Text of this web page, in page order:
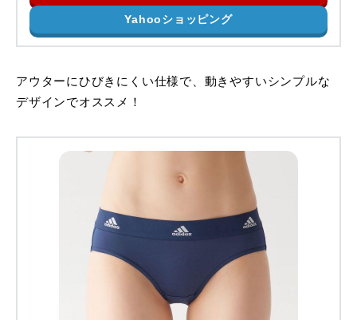
Yahooショッピング
アウターにひびきにくい仕様で、動きやすいシンプルな
デザインでオススメ！